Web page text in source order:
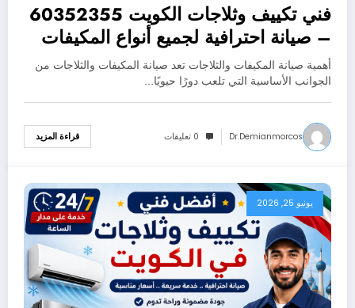
فني تكييف وثلاجات الكويت 60352355
– صيانة احترافية لجميع أنواع المكيفات
والثلاجات
أهمية صيانة المكيفات والثلاجات تعد صيانة المكيفات والثلاجات من
الجوانب الأساسية التي تلعب دورًا حيويًا…
Dr.demianmorcos 0 تعليقات قراءة المزيد
يونيو 25, 2026